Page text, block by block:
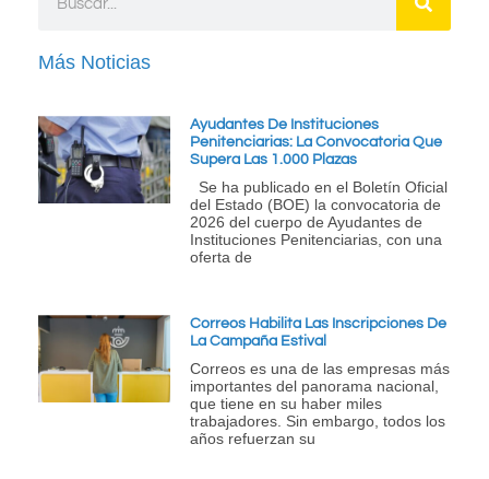
Más Noticias
Ayudantes De Instituciones
Penitenciarias: La Convocatoria Que
Supera Las 1.000 Plazas
Se ha publicado en el Boletín Oficial
del Estado (BOE) la convocatoria de
2026 del cuerpo de Ayudantes de
Instituciones Penitenciarias, con una
oferta de
Correos Habilita Las Inscripciones De
La Campaña Estival
Correos es una de las empresas más
importantes del panorama nacional,
que tiene en su haber miles
trabajadores. Sin embargo, todos los
años refuerzan su